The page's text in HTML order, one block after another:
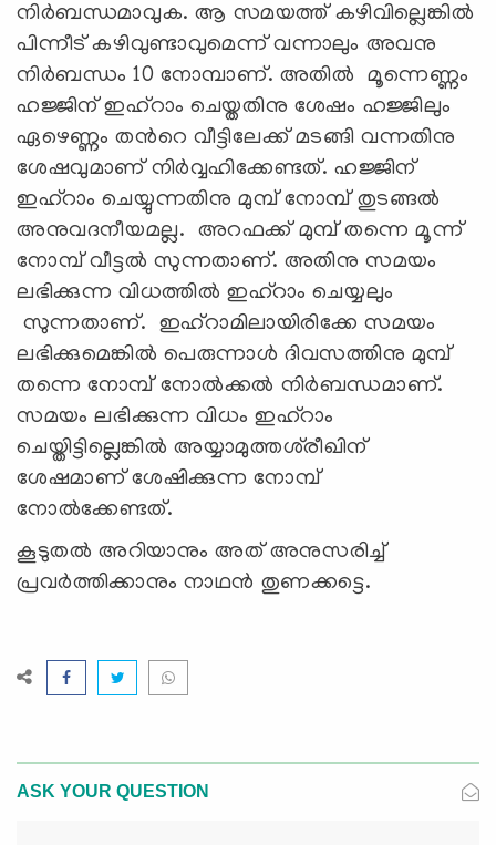
നിര്‍ബന്ധമാവുക. ആ സമയത്ത് കഴിവില്ലെങ്കില്‍
പിന്നീട് കഴിവുണ്ടാവുമെന്ന് വന്നാലും അവനു
നിര്‍ബന്ധം 10 നോമ്പാണ്. അതില്‍ മൂന്നെണ്ണം
ഹജ്ജിന് ഇഹ്റാം ചെയ്തതിനു ശേഷം ഹജ്ജിലും
ഏഴെണ്ണം തന്‍റെ വീട്ടിലേക്ക് മടങ്ങി വന്നതിനു
ശേഷവുമാണ് നിര്‍വ്വഹിക്കേണ്ടത്. ഹജ്ജിന്
ഇഹ്റാം ചെയ്യുന്നതിനു മുമ്പ് നോമ്പ് തുടങ്ങല്‍
അനുവദനീയമല്ല. അറഫക്ക് മുമ്പ് തന്നെ മൂന്ന്
നോമ്പ് വീട്ടല്‍ സുന്നതാണ്. അതിനു സമയം
ലഭിക്കുന്ന വിധത്തില്‍ ഇഹ്റാം ചെയ്യലും
സുന്നതാണ്. ഇഹ്റാമിലായിരിക്കേ സമയം
ലഭിക്കുമെങ്കില്‍ പെരുന്നാള്‍ ദിവസത്തിനു മുമ്പ്
തന്നെ നോമ്പ് നോല്‍ക്കല്‍ നിര്‍ബന്ധമാണ്.
സമയം ലഭിക്കുന്ന വിധം ഇഹ്റാം
ചെയ്തിട്ടില്ലെങ്കില്‍ അയ്യാമുത്തശ്‍രീഖിന്
ശേഷമാണ് ശേഷിക്കുന്ന നോമ്പ്
നോല്‍ക്കേണ്ടത്.
കൂടുതല്‍ അറിയാനും അത് അനുസരിച്ച്
പ്രവര്‍ത്തിക്കാനും നാഥന്‍ തുണക്കട്ടെ.
ASK YOUR QUESTION